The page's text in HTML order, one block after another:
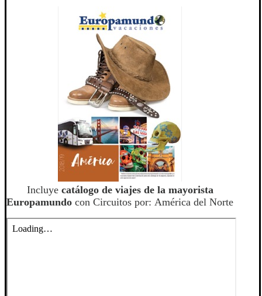
Incluye catálogo de viajes de la mayorista
Europamundo con Circuitos por: América del Norte